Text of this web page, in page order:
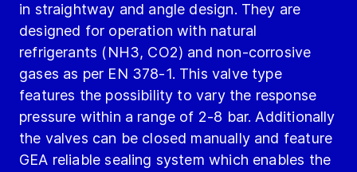
in straightway and angle design. They are
designed for operation with natural
refrigerants (NH3, CO2) and non-corrosive
gases as per EN 378-1. This valve type
features the possibility to vary the response
pressure within a range of 2-8 bar. Additionally
the valves can be closed manually and feature
GEA reliable sealing system which enables the